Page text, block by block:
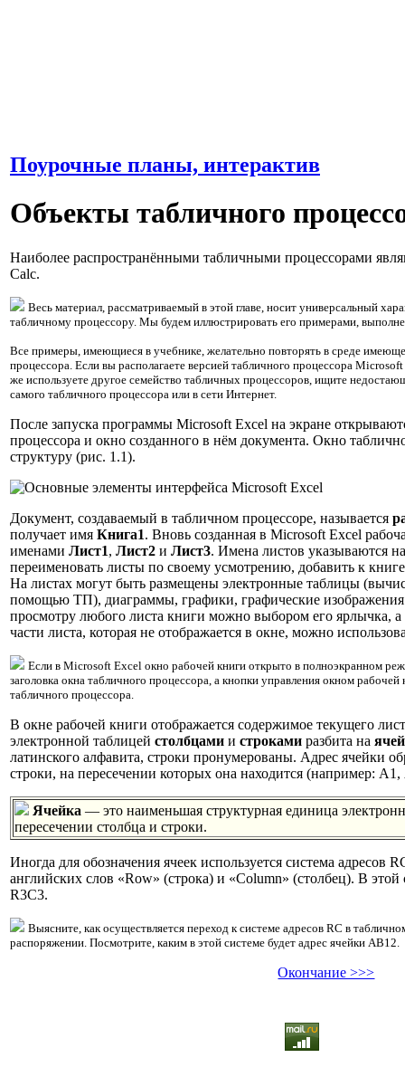
Поурочные планы, интерактив
Объекты табличного
Наиболее распространёнными табличными процессорами
Calc.
Весь материал, рассматриваемый в этой главе, носит универсальный
табличному процессору. Мы будем иллюстрировать его примерами,
Все примеры, имеющиеся в учебнике, желательно повторять в среде
процессора. Если вы располагаете версией табличного процессора
же используете другое семейство табличных процессоров, ищите
самого табличного процессора или в сети Интернет.
После запуска программы Microsoft Excel на экране
процессора и окно созданного в нём документа. Окно
структуру (рис. 1.1).
Документ, создаваемый в табличном процессоре, называется
получает имя Книга1. Вновь созданная в Microsoft Excel
именами Лист1, Лист2 и Лист3. Имена листов указываются
переименовать листы по своему усмотрению, добавить к
На листах могут быть размещены электронные таблицы
помощью ТП), диаграммы, графики, графические
просмотру любого листа книги можно выбором его ярлычка,
части листа, которая не отображается в окне, можно
Если в Microsoft Excel окно рабочей книги открыто в полноэкранном
заголовка окна табличного процессора, а кнопки управления окном
табличного процессора.
В окне рабочей книги отображается содержимое текущего
электронной таблицей столбцами и строками разбита на
латинского алфавита, строки пронумерованы. Адрес ячейки
строки, на пересечении которых она находится (например:
Ячейка — это наименьшая структурная единица
пересечении столбца и строки.
Иногда для обозначения ячеек используется система адресов
английских слов «Row» (строка) и «Column» (столбец). В этой
R3C3.
Выясните, как осуществляется переход к системе адресов RC в
распоряжении. Посмотрите, каким в этой системе будет адрес ячейки АВ12.
Окончание >>>